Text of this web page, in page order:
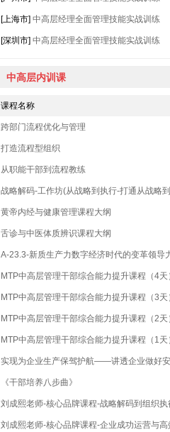
[上海市] 中高层经理全面管理技能实战训练
[深圳市] 中高层经理全面管理技能实战训练
中高层内训课
课程名称
跨部门流程优化与管理
打造流程型组织
从职能干部到流程教练
战略解码-工作坊(从战略到执行-打通从战略
黄帝内经与健康管理课程大纲
舌诊与中医体质辨识课程大纲
A-23.3-新质生产力数字经济时代的变革领导
MTP中高层管理干部综合能力提升课程（4天
MTP中高层管理干部综合能力提升课程（3天
MTP中高层管理干部综合能力提升课程（2天
MTP中高层管理干部综合能力提升课程（1天
实现为企业生产保驾护航——讲透企业做好
《干部培养八步曲》
刘成熙老师-核心品牌课程-战略解码到组织执
刘成熙老师-核心品牌课程-企业成功运营与高